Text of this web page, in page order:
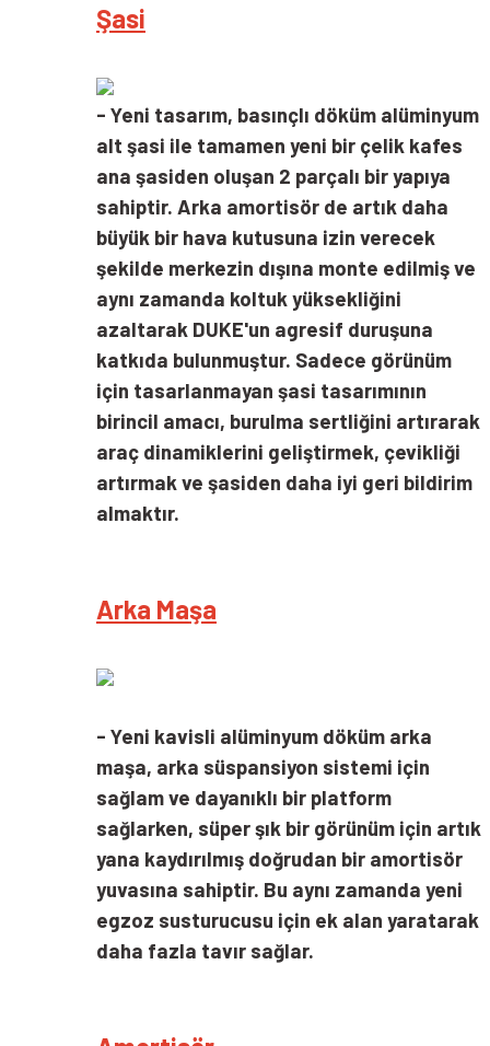
Şasi
- Yeni tasarım, basınçlı döküm alüminyum
alt şasi ile tamamen yeni bir çelik kafes
ana şasiden oluşan 2 parçalı bir yapıya
sahiptir. Arka amortisör de artık daha
büyük bir hava kutusuna izin verecek
şekilde merkezin dışına monte edilmiş ve
aynı zamanda koltuk yüksekliğini
azaltarak DUKE'un agresif duruşuna
katkıda bulunmuştur. Sadece görünüm
için tasarlanmayan şasi tasarımının
birincil amacı, burulma sertliğini artırarak
araç dinamiklerini geliştirmek, çevikliği
artırmak ve şasiden daha iyi geri bildirim
almaktır.
Arka Maşa
- Yeni kavisli alüminyum döküm arka
maşa, arka süspansiyon sistemi için
sağlam ve dayanıklı bir platform
sağlarken, süper şık bir görünüm için artık
yana kaydırılmış doğrudan bir amortisör
yuvasına sahiptir. Bu aynı zamanda yeni
egzoz susturucusu için ek alan yaratarak
daha fazla tavır sağlar.